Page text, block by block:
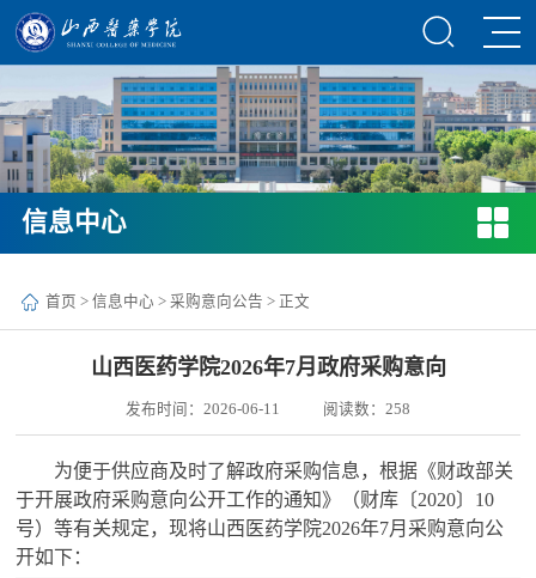
信息中心
首页 > 信息中心 > 采购意向公告 > 正文
山西医药学院2026年7月政府采购意向
发布时间：2026-06-11 阅读数： 258
为便于供应商及时了解政府采购信息，根据《财政部关
于开展政府采购意向公开工作的通知》（财库〔2020〕10
号）等有关规定，现将山西医药学院2026年7月采购意向公
开如下：